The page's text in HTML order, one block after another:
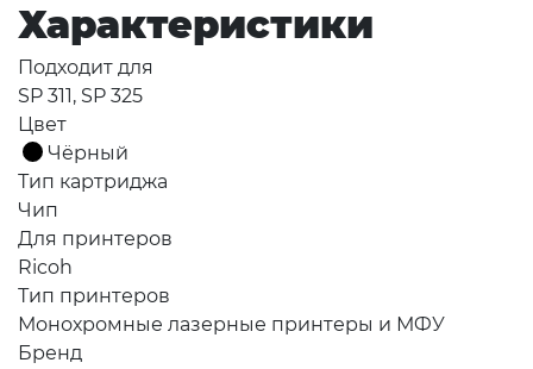
Характеристики
Подходит для
SP 311, SP 325
Цвет
Чёрный
Тип картриджа
Чип
Для принтеров
Ricoh
Тип принтеров
Монохромные лазерные принтеры и МФУ
Бренд